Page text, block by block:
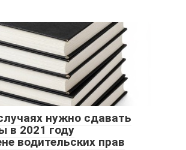
нужно сдавать
в 2021 году
водительских прав